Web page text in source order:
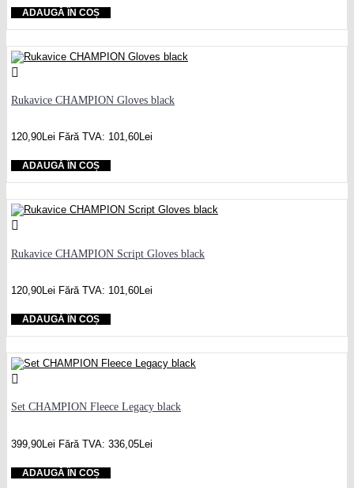
ADAUGĂ ÎN COȘ
Rukavice CHAMPION Gloves black
120,90Lei Fără TVA: 101,60Lei
ADAUGĂ ÎN COȘ
Rukavice CHAMPION Script Gloves black
120,90Lei Fără TVA: 101,60Lei
ADAUGĂ ÎN COȘ
Set CHAMPION Fleece Legacy black
399,90Lei Fără TVA: 336,05Lei
ADAUGĂ ÎN COȘ